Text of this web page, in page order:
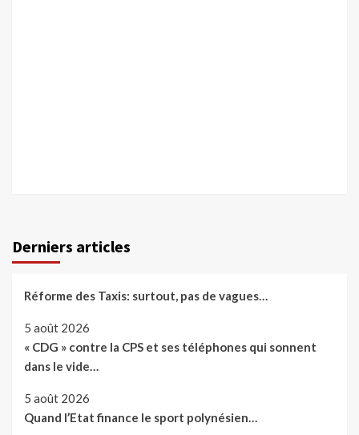
Derniers articles
Réforme des Taxis: surtout, pas de vagues…
5 août 2026
« CDG » contre la CPS et ses téléphones qui sonnent
dans le vide…
5 août 2026
Quand l’Etat finance le sport polynésien…